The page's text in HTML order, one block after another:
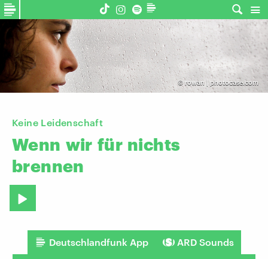
©rowan | photocase.com
Keine Leidenschaft
Wenn wir für nichts
brennen
Deutschlandfunk App ARD Sounds